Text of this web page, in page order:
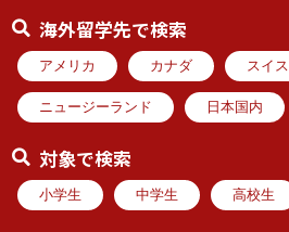
海外留学先で検索
アメリカ カナダ スイス
ニュージーランド 日本国内
対象で検索
小学生 中学生 高校生